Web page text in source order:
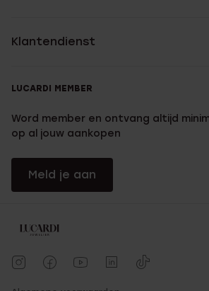
Klantendienst
LUCARDI MEMBER
Word member en ontvang altijd
op al jouw aankopen
Meld je aan